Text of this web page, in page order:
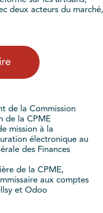
deux acteurs du
de la Commission
de la CPME
mission à la
électronique au
des Finances
de la CPME,
aux comptes
et Odoo